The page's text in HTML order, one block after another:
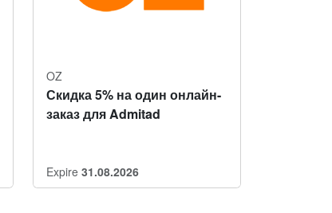
OZ
Скидка 5% на один онлайн-
заказ для Admitad
Expire 31.08.2026